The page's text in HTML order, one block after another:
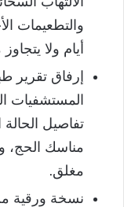
أيام ولا
إرفاق تقرير
المستشفيات
تفاصيل
مناسك
مغلق.
نسخة ورقية